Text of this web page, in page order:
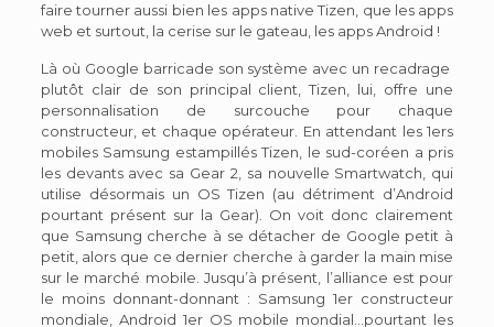
faire tourner aussi bien les apps native Tizen, que les apps
web et surtout, la cerise sur le gateau, les apps Android !
Là où Google barricade son système avec un recadrage
plutôt clair de son principal client, Tizen, lui, offre une
personnalisation de surcouche pour chaque
constructeur, et chaque opérateur. En attendant les 1ers
mobiles Samsung estampillés Tizen, le sud-coréen a pris
les devants avec sa Gear 2, sa nouvelle Smartwatch, qui
utilise désormais un OS Tizen (au détriment d’Android
pourtant présent sur la Gear). On voit donc clairement
que Samsung cherche à se détacher de Google petit à
petit, alors que ce dernier cherche à garder la main mise
sur le marché mobile. Jusqu’à présent, l’alliance est pour
le moins donnant-donnant : Samsung 1er constructeur
mondiale, Android 1er OS mobile mondial…pourtant les